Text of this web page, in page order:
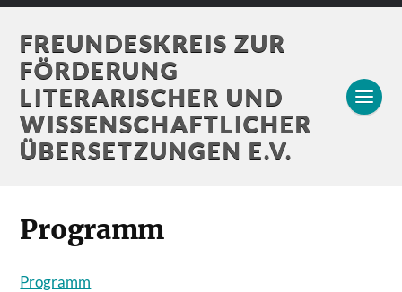
FREUNDESKREIS ZUR
FÖRDERUNG
LITERARISCHER UND
WISSENSCHAFTLICHER
ÜBERSETZUNGEN E.V.
Programm
Programm